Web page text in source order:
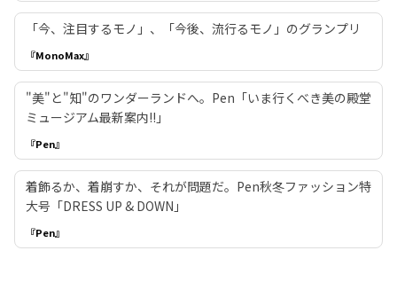
「今、注目するモノ」、「今後、流行るモノ」のグランプリ
『MonoMax』
"美"と"知"のワンダーランドへ。Pen「いま行くべき美の殿堂
ミュージアム最新案内!!」
『Pen』
着飾るか、着崩すか、それが問題だ。Pen秋冬ファッション特
大号「DRESS UP & DOWN」
『Pen』